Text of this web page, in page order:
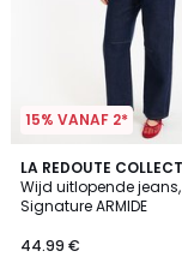
15% VANAF 2*
LA REDOUTE
Wijd uitlopende jeans,
Signature ARMIDE
44.99 €
4.8
/ 5
5
Kleuren